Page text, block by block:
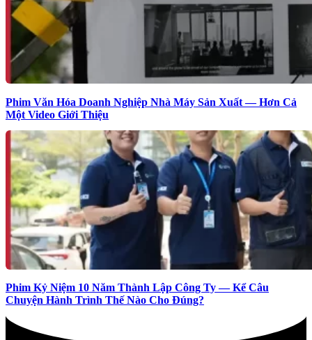
Phim Văn Hóa Doanh Nghiệp Nhà Máy Sản Xuất — Hơn Cả
Một Video Giới Thiệu
Phim Kỷ Niệm 10 Năm Thành Lập Công Ty — Kể Câu
Chuyện Hành Trình Thế Nào Cho Đúng?